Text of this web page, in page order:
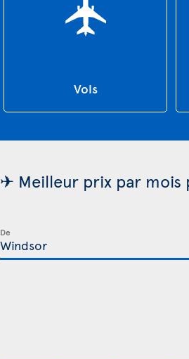
Vols
✈ Meilleur prix par mois
De